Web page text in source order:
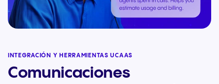
INTEGRACIÓN Y HERRAMIENTAS UCAAS
Comunicaciones